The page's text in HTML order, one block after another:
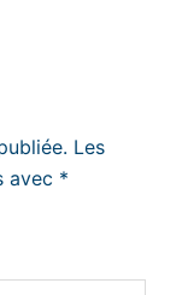
Les
avec *